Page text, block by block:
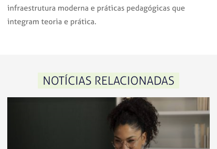
infraestrutura moderna e práticas pedagógicas que
integram teoria e prática.
NOTÍCIAS RELACIONADAS